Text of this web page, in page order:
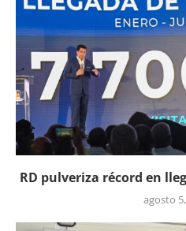
RD pulveriza récord en
agosto